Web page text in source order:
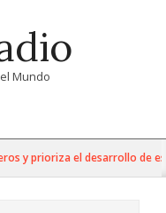
Mundo
y prioriza el desarrollo de esta